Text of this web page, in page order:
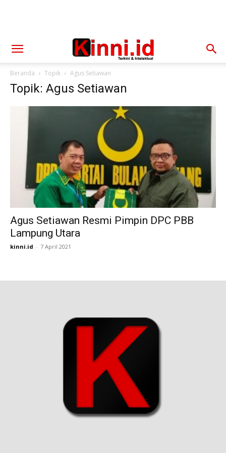
Beranda Topik Agus Setiawan
Topik: Agus Setiawan
Agus Setiawan Resmi Pimpin DPC PBB
Lampung Utara
kinni.id - 7 April 2021